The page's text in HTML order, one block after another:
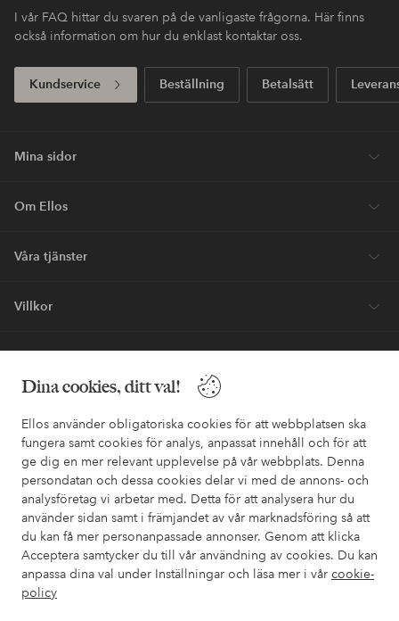
Dina cookies, ditt val!
Ellos använder obligatoriska cookies för att webbplatsen ska
fungera samt cookies för analys, anpassat innehåll och för att
ge dig en mer relevant upplevelse på vår webbplats. Denna
persondatan och dessa cookies delar vi med de annons- och
analysföretag vi arbetar med. Detta för att analysera hur du
använder sidan samt i främjandet av vår marknadsföring så att
du kan få mer personanpassade annonser. Genom att klicka
Acceptera samtycker du till vår användning av cookies. Du kan
anpassa dina val under Inställningar och läsa mer i vår cookie-
policy
I vår FAQ hittar du svaren på de vanligaste frågorna. Här finns
också information om hur du enklast kontaktar oss.
Kundservice Beställning Betalsätt
Mina sidor
Om Ellos
Våra tjänster
Villkor
Vänner
Säkra betalningar - Betala direkt eller dela upp
Vill du veta mer om våra betalalternativ?
elpy elpy